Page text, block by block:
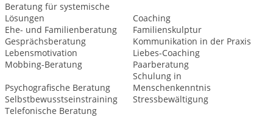
Beratung für systemische
Lösungen
Coaching
Ehe- und Familienberatung
Familienskulptur
Gesprächsberatung
Kommunikation in der Praxis
Lebensmotivation
Liebes-Coaching
Mobbing-Beratung
Paarberatung
Psychografische Beratung
Schulung in
Menschenkenntnis
Selbstbewusstseinstraining
Stressbewältigung
Telefonische Beratung